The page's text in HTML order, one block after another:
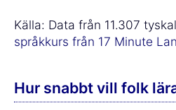
Källa: Data från 11.307
språkkurs från 17 Minute
Hur snabbt vill folk